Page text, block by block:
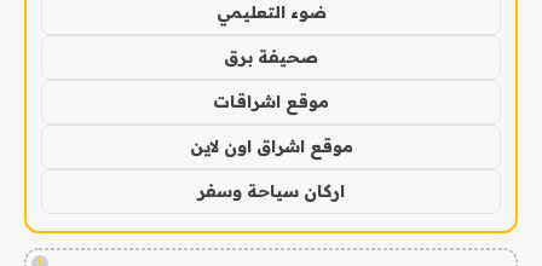
ضوء التعليمي
صحيفة برق
موقع اشراقات
موقع اشراق اون لاين
اركان سياحة وسفر
!